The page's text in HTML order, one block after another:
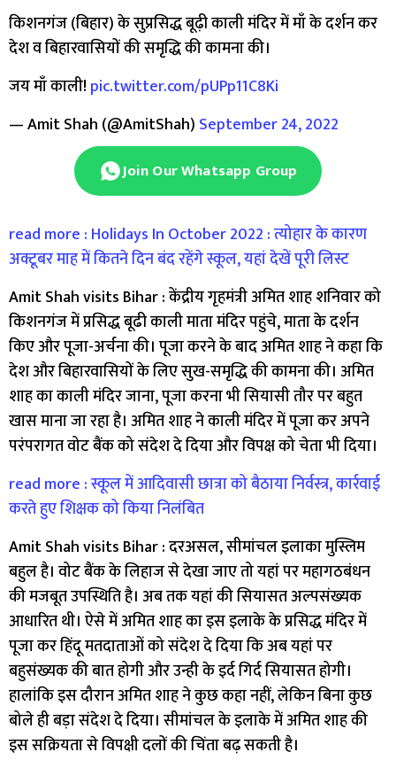
किशनगंज (बिहार) के सुप्रसिद्ध बूढ़ी काली मंदिर में माँ के दर्शन कर
देश व बिहारवासियों की समृद्धि की कामना की।
जय माँ काली! pic.twitter.com/pUPp11C8Ki
— Amit Shah (@AmitShah) September 24, 2022
Join Our Whatsapp Group
read more : Holidays In October 2022 : त्योहार के कारण
अक्टूबर माह में कितने दिन बंद रहेंगे स्कूल, यहां देखें पूरी लिस्ट
Amit Shah visits Bihar : केंद्रीय गृहमंत्री अमित शाह शनिवार को
किशनगंज में प्रसिद्ध बूढी काली माता मंदिर पहुंचे, माता के दर्शन
किए और पूजा-अर्चना की। पूजा करने के बाद अमित शाह ने कहा कि
देश और बिहारवासियों के लिए सुख-समृद्धि की कामना की। अमित
शाह का काली मंदिर जाना, पूजा करना भी सियासी तौर पर बहुत
खास माना जा रहा है। अमित शाह ने काली मंदिर में पूजा कर अपने
परंपरागत वोट बैंक को संदेश दे दिया और विपक्ष को चेता भी दिया।
read more : स्कूल में आदिवासी छात्रा को बैठाया निर्वस्त्र, कार्रवाई
करते हुए शिक्षक को किया निलंबित
Amit Shah visits Bihar : दरअसल, सीमांचल इलाका मुस्लिम
बहुल है। वोट बैंक के लिहाज से देखा जाए तो यहां पर महागठबंधन
की मजबूत उपस्थिति है। अब तक यहां की सियासत अल्पसंख्यक
आधारित थी। ऐसे में अमित शाह का इस इलाके के प्रसिद्ध मंदिर में
पूजा कर हिंदू मतदाताओं को संदेश दे दिया कि अब यहां पर
बहुसंख्यक की बात होगी और उन्ही के इर्द गिर्द सियासत होगी।
हालांकि इस दौरान अमित शाह ने कुछ कहा नहीं, लेकिन बिना कुछ
बोले ही बड़ा संदेश दे दिया। सीमांचल के इलाके में अमित शाह की
इस सक्रियता से विपक्षी दलों की चिंता बढ़ सकती है।